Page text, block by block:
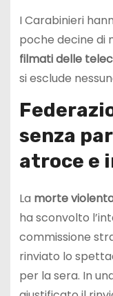
I Carabinieri
poche decine di
filmati delle
si esclude
senza
atroce e
La morte
ha sconvolto
commissione
rinviato lo
per la sera. In